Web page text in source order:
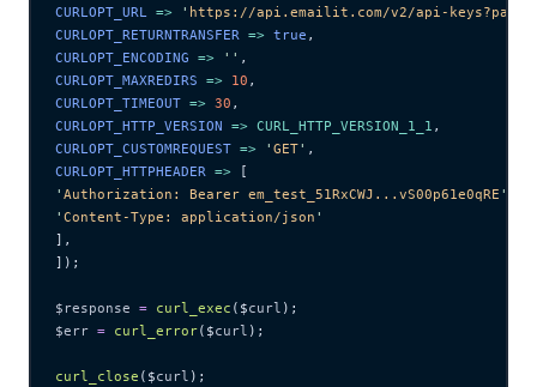
CURLOPT_URL => ' https://api.emailit.com/v2/api-
CURLOPT_RETURNTRANSFER => true ,
CURLOPT_ENCODING => '' ,
CURLOPT_MAXREDIRS => 10 ,
CURLOPT_TIMEOUT => 30 ,
CURLOPT_HTTP_VERSION => CURL_HTTP_VERSION_1_1 ,
CURLOPT_CUSTOMREQUEST => ' GET' ,
CURLOPT_HTTPHEADER => [
' Authorization: Bearer em_test_51RxCWJ...vS00p61e0qRE '
' Content-Type: application/json '
],
]);
$response = curl_exec ($curl );
$err = curl_error($curl );
curl_close ($curl );